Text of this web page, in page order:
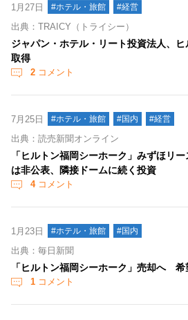
1月27日 #ホテル・旅館 #経営
出典：TRAICY（トライシー）
ジャパン・ホテル・リート投資法人、
取得
2 コメント
7月25日 #ホテル・旅館 #国内 #経営
出典：読売新聞オンライン
「ヒルトン福岡シーホーク」みずほリ
は非公表、隣接ドームに続く投資
4コメント
1月23日 #ホテル・旅館 #国内
出典：毎日新聞
「ヒルトン福岡シーホーク」売却へ
1 コメント